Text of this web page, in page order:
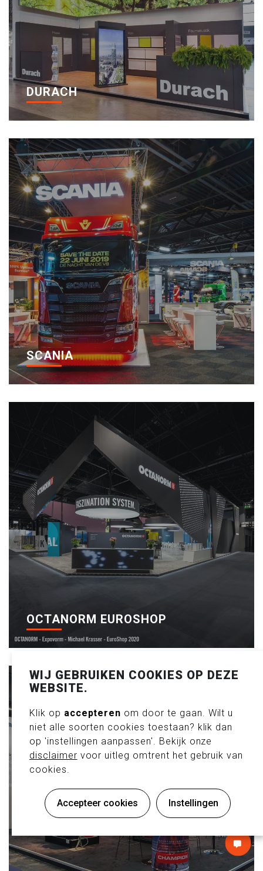
DURACH
SCANIA
OCTANORM EUROSHOP
WIJ GEBRUIKEN COOKIES OP DEZE
WEBSITE.
Klik op accepteren om door te gaan. Wilt u
niet alle soorten cookies toestaan? klik dan
op 'instellingen aanpassen'. Bekijk onze
disclaimer voor uitleg omtrent het gebruik van
cookies.
Accepteer cookies Instellingen